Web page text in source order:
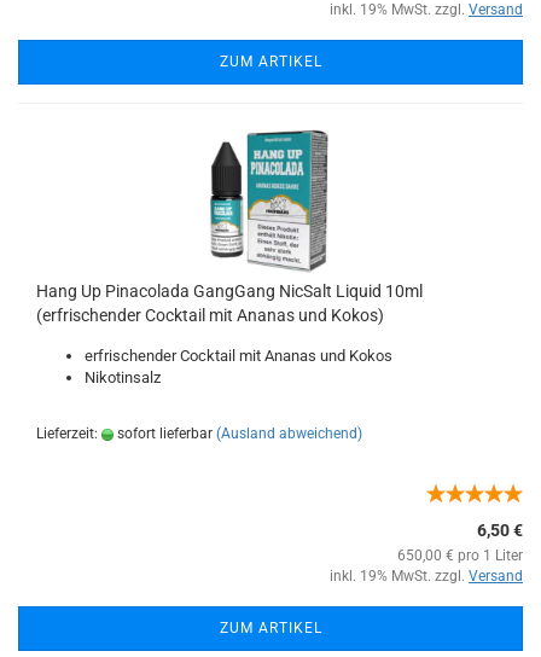
inkl. 19% MwSt. zzgl. Versand
ZUM ARTIKEL
Hang Up Pinacolada GangGang NicSalt Liquid 10ml
(erfrischender Cocktail mit Ananas und Kokos)
erfrischender Cocktail mit Ananas und Kokos
Nikotinsalz
Lieferzeit: sofort lieferbar (Ausland abweichend)
6,50 €
650,00 € pro 1 Liter
inkl. 19% MwSt. zzgl. Versand
ZUM ARTIKEL